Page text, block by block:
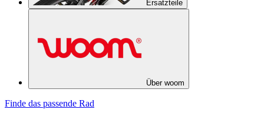
Ersatzteile
Über woom
Finde das passende Rad